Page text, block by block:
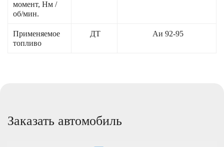
момент, Нм /
об/мин.
Применяемое
топливо
ДТ Аи 92-95
Заказать автомобиль